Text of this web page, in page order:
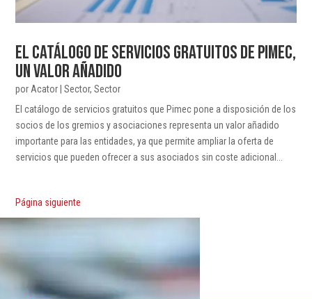
EL CATÁLOGO DE SERVICIOS GRATUITOS DE PIMEC,
UN VALOR AÑADIDO
por Acator|Sector,Sector
El catálogo de servicios gratuitos que Pimec pone a disposición de los
socios de los gremios y asociaciones representa un valor añadido
importante para las entidades, ya que permite ampliar la oferta de
servicios que pueden ofrecer a sus asociados sin coste adicional...
Página siguiente